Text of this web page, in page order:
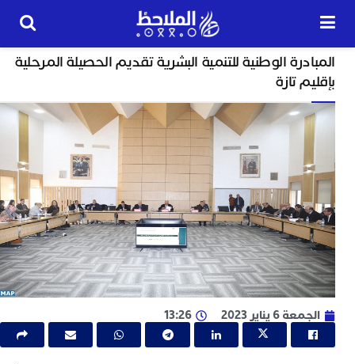
الوطنية للتنمية البشرية تقديم الحصيلة المرحلية
تازة
6 يناير 2023 13:26
24
ساعة